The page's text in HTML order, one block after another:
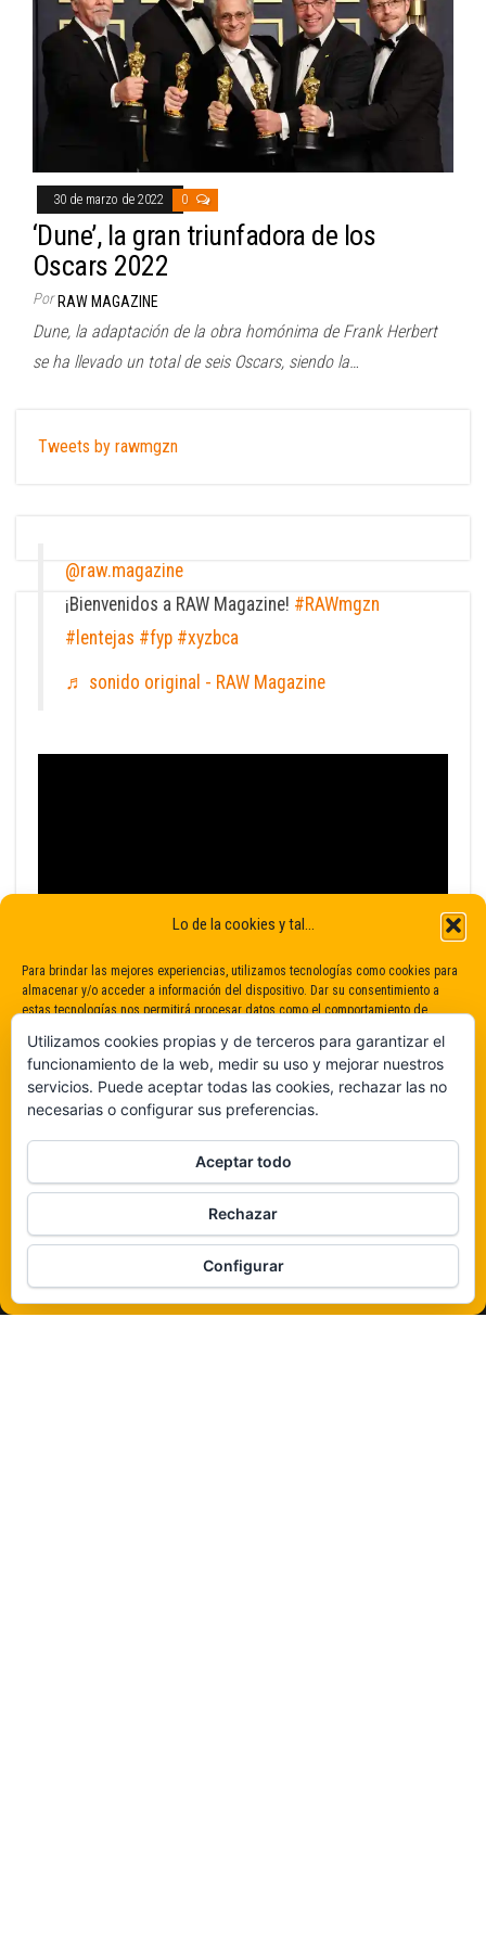
Lo de la cookies y tal...
Para brindar las mejores experiencias, utilizamos tecnologías como cookies para
almacenar y/o acceder a información del dispositivo. Dar su consentimiento a
estas tecnologías nos permitirá procesar datos como el comportamiento de
consentimiento puede afectar negativamente a determinadas características y
funciones.
De ninguna manera
Veámos que hay aquí
Política de cookies
30 de marzo de 2022 0
‘Dune’, la gran triunfadora de los
Oscars 2022
Por RAW MAGAZINE
Dune, la adaptación de la obra homónima de Frank Herbert
se ha llevado un total de seis Oscars, siendo la…
Tweets by rawmgzn
@raw.magazine
¡Bienvenidos a RAW Magazine! #RAWmgzn
#lentejas #fyp #xyzbca
♬ sonido original - RAW Magazine
Funciona gracias aWordPress |Tema:Envo Magazine
Utilizamos cookies propias y de terceros para garantizar el
funcionamiento de la web, medir su uso y mejorar nuestros
servicios. Puede aceptar todas las cookies, rechazar las no
necesarias o configurar sus preferencias.
Aceptar todo
Rechazar
Configurar